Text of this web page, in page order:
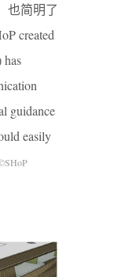
也简明了
created
guidance
easily